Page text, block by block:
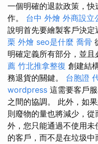
一個明確的退款政策，
作。 台中 外燴 外商設立
說明首先要繪製客戶決定
栗 外燴 seo是什麼 喬骨
明確定義所有部分，並且
薦 竹北推拿整復 創建結
務退貨的關鍵。 台胞證
wordpress 這需要客戶
之間的協調。 此外，如
則廢物的量也將減少，
外，您只能通過不使用
的客戶，而不是在垃圾